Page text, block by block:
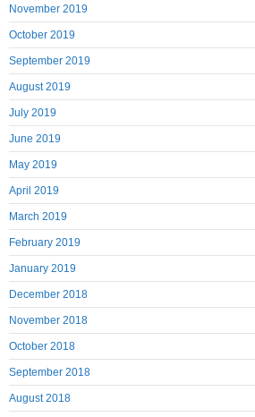
November 2019
October 2019
September 2019
August 2019
July 2019
June 2019
May 2019
April 2019
March 2019
February 2019
January 2019
December 2018
November 2018
October 2018
September 2018
August 2018